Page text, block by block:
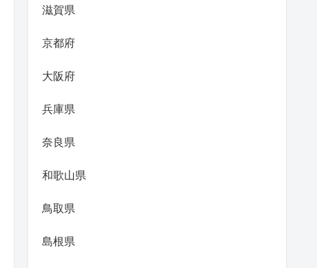
滋賀県
京都府
大阪府
兵庫県
奈良県
和歌山県
鳥取県
島根県